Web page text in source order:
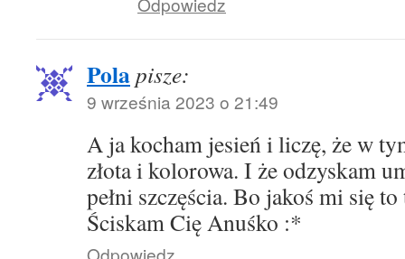
Polapisze:
9 września 2023 o 21:49
A ja kocham jesień i liczę, że w
złota i kolorowa. I że odzyskam
pełni szczęścia. Bo jakoś mi się
Ściskam Cię Anuśko :*
Odpowiedz